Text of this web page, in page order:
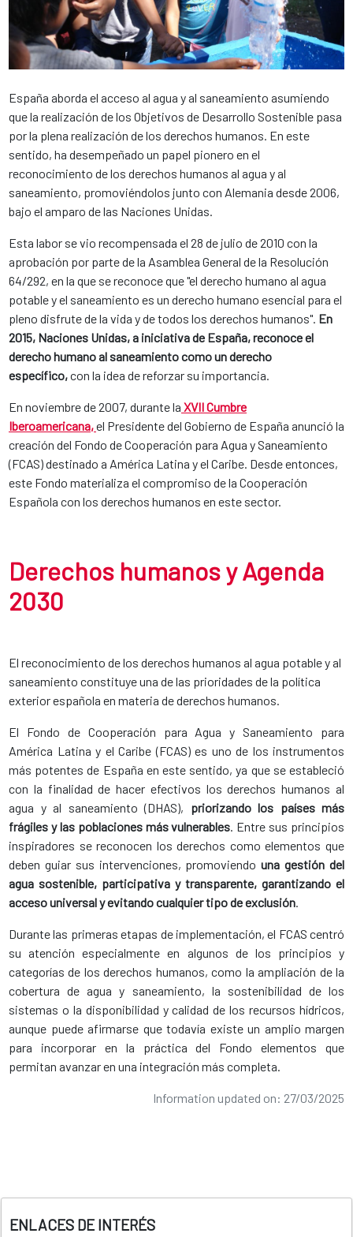
España aborda el acceso al agua y al saneamiento asumiendo
que la realización de los Objetivos de Desarrollo Sostenible pasa
por la plena realización de los derechos humanos. En este
sentido, ha desempeñado un papel pionero en el
reconocimiento de los derechos humanos al agua y al
saneamiento, promoviéndolos junto con Alemania desde 2006,
bajo el amparo de las Naciones Unidas.
Esta labor se vio recompensada el 28 de julio de 2010 con la
aprobación por parte de la Asamblea General de la Resolución
64/292, en la que se reconoce que "el derecho humano al agua
potable y el saneamiento es un derecho humano esencial para el
pleno disfrute de la vida y de todos los derechos humanos". En
2015, Naciones Unidas, a iniciativa de España, reconoce el
derecho humano al saneamiento como un derecho
específico,con la idea de reforzar su importancia.
En noviembre de 2007, durante la XVII Cumbre
Iberoamericana,el Presidente del Gobierno de España anunció la
creación del Fondo de Cooperación para Agua y Saneamiento
(FCAS) destinado a América Latina y el Caribe. Desde entonces,
este Fondo materializa el compromiso de la Cooperación
Española con los derechos humanos en este sector.
Derechos humanos y Agenda
2030
El reconocimiento de los derechos humanos al agua potable y al
saneamiento constituye una de las prioridades de la política
exterior española en materia de derechos humanos.
El Fondo de Cooperación para Agua y Saneamiento para
América Latina y el Caribe (FCAS) es uno de los instrumentos
más potentes de España en este sentido, ya que se estableció
con la finalidad de hacer efectivos los derechos humanos al
agua y al saneamiento (DHAS), priorizando los países más
frágiles y las poblaciones más vulnerables. Entre sus principios
inspiradores se reconocen los derechos como elementos que
deben guiar sus intervenciones, promoviendouna gestión del
agua sostenible, participativa y transparente, garantizando el
acceso universal y evitando cualquier tipo de exclusión.
​Durante las primeras etapas de implementación, el FCAS centró
su atención especialmente en algunos de los principios y
categorías de los derechos humanos, como la ampliación de la
cobertura de agua y saneamiento, la sostenibilidad de los
sistemas o la disponibilidad y calidad de los recursos hídricos,
aunque puede afirmarse que todavía existe un amplio margen
para incorporar en la práctica del Fondo elementos que
permitan avanzar en una integración más completa.
Information updated on: 27/03/2025
ENLACES DE INTERÉS